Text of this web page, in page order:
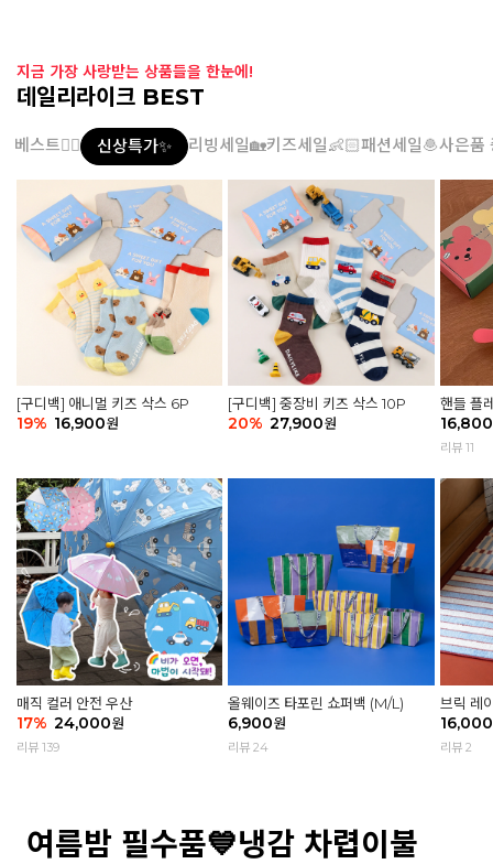
지금 가장 사랑받는 상품들을 한눈에!
데일리라이크 BEST
베스트👍🏻 신상특가✨ 리빙세일🏡키즈세일👶🏻패션세일🧆사은품
[구디백] 애니멀 키즈 삭스 6P
19% 16,900원
[구디백] 중장비 키즈 삭스 10P
20% 27,900원
매직 컬러 안전 우산
17% 24,000원
리뷰 139
올웨이즈 타포린 쇼퍼백 (M/L)
6,900원
리뷰 24
핸들 플
어 토마
16,800
리뷰 11
브릭 레
16,000
리뷰 2
여름밤 필수품💙냉감 차렵이불